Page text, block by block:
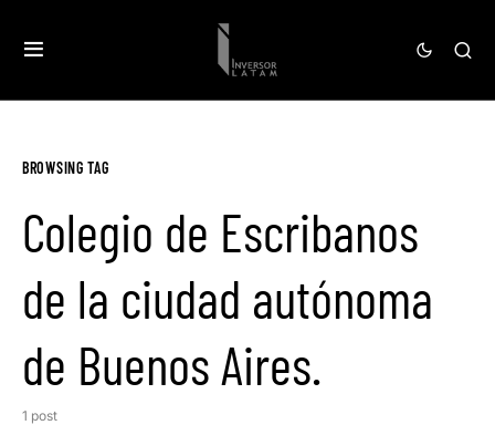
BROWSING TAG
Colegio de Escribanos
de la ciudad autónoma
de Buenos Aires.
1 post